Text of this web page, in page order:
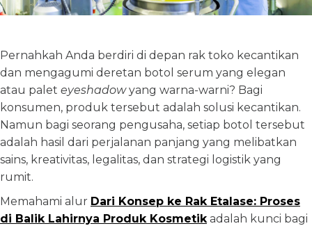
Pernahkah Anda berdiri di depan rak toko kecantikan
dan mengagumi deretan botol serum yang elegan
atau palet eyeshadowyang warna-warni? Bagi
konsumen, produk tersebut adalah solusi kecantikan.
Namun bagi seorang pengusaha, setiap botol tersebut
adalah hasil dari perjalanan panjang yang melibatkan
sains, kreativitas, legalitas, dan strategi logistik yang
rumit.
Memahami alur Dari Konsep ke Rak Etalase: Proses
di Balik Lahirnya Produk Kosmetikadalah kunci bagi